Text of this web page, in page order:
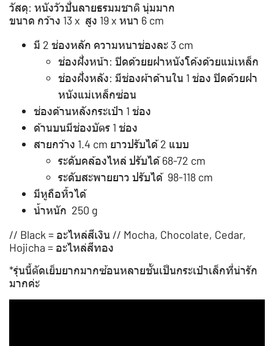
วัสดุ: หนังวัวปั่นลายธรมมชาติ นุ่มมาก
ขนาด กว้าง 13 x สูง 19 x หนา 6 cm
มี 2 ช่องหลัก ความหนาช่องละ 3 cm
ช่องฝั่งหน้า: ปิดด้วยยฝาหนังโค้งด้วยแม่เหล็ก
ช่องฝั่งหลัง: มีช่องผ้าด้านใน 1 ช่อง ปิดด้วยฝา
หนังแม่เหล็กซ่อน
ช่องด้านหลังกระเป๋า 1 ช่อง
ด้านบนมีช่องบัตร 1 ช่อง
สายกว้าง 1.4 cm ยาวปรับได้ 2 แบบ
ระดับคล้องไหล่ ปรับได้ 68-72 cm
ระดับสะพายยาว ปรับได้ 98-118 cm
มีหูถือหิ้วได้
น้ำหนัก 250 g
// Black = อะไหล่สีเงิน // Mocha, Chocolate, Cedar,
Hojicha = อะไหล่สีทอง
*รุ่นนี้ตัดเย็บยากมากซ้อนหลายชั้นเป็นกระเป๋าเล็กที่น่ารัก
มากค่ะ